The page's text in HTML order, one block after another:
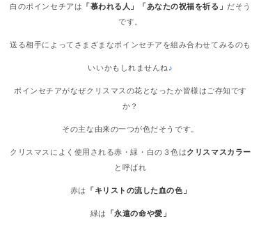
白のポインセチアは 「慕われる人」「あなたの祝福を祈る」 だそう
です。
送る相手によってさまざまなポインセチアを組み合わせてみるのも
いいかもしれませんね ♪
ポインセチアがなぜクリスマスの花となったか皆様はご存知です
か？
その主な由来の一つが色だそうです。
クリスマスによく使用される赤・緑・白の３色はクリスマスカラー
と呼ばれ
赤は 「キリストの流した血の色」
緑は 「永遠の命や愛」